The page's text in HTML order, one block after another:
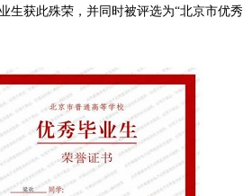
生获此殊荣，并同时被评选为“北京市优秀